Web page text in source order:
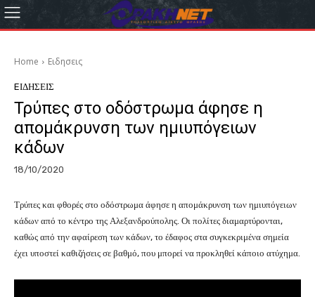
Home Eιδησεις
EΙΔΗΣΕΙΣ
Τρύπες στο οδόστρωμα άφησε η
απομάκρυνση των ημιυπόγειων
κάδων
18/10/2020
Τρύπες και φθορές στο οδόστρωμα άφησε η απομάκρυνση των ημιυπόγειων
κάδων από το κέντρο της Αλεξανδρούπολης. Οι πολίτες διαμαρτύρονται,
καθώς από την αφαίρεση των κάδων, το έδαφος στα συγκεκριμένα σημεία
έχει υποστεί καθιζήσεις σε βαθμό, που μπορεί να προκληθεί κάποιο ατύχημα.